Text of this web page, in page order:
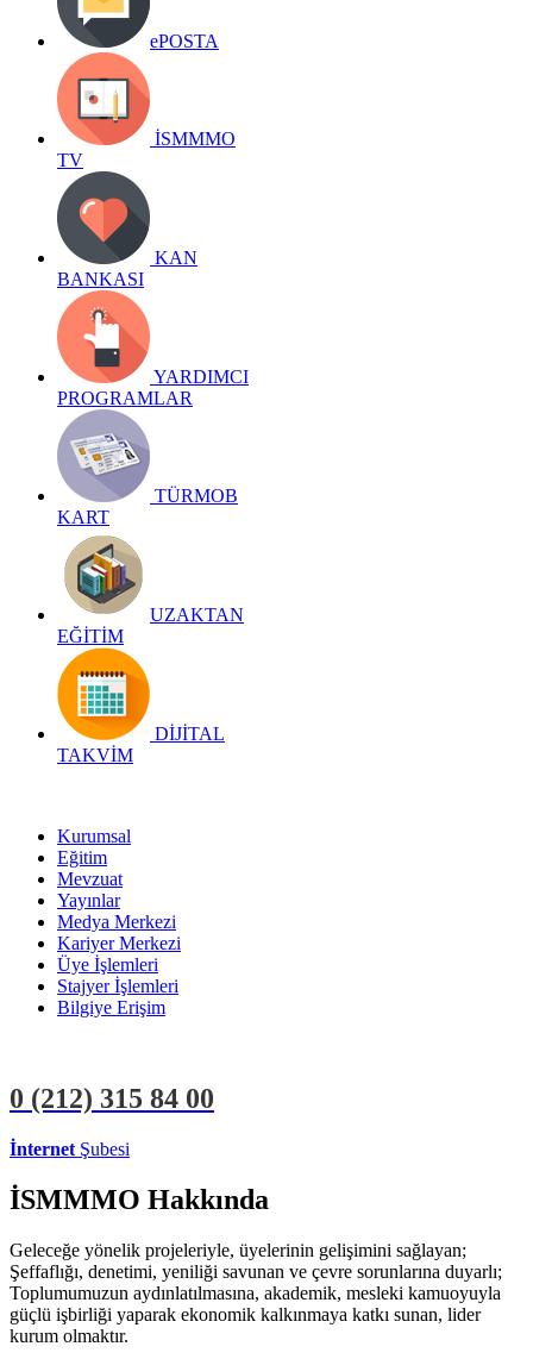
ePOSTA
İSMMMO
TV
KAN
BANKASI
YARDIMCI
PROGRAMLAR
TÜRMOB
KART
UZAKTAN
EĞİTİM
DİJİTAL
TAKVİM
Kurumsal
Eğitim
Mevzuat
Yayınlar
Medya Merkezi
Kariyer Merkezi
Üye İşlemleri
Stajyer İşlemleri
Bilgiye Erişim
0 (212) 315 84 00
İnternet Şubesi
İSMMMO Hakkında
Geleceğe yönelik projeleriyle, üyelerinin gelişimini sağlayan;
Şeffaflığı, denetimi, yeniliği savunan ve çevre sorunlarına duyarlı;
Toplumumuzun aydınlatılmasına, akademik, mesleki kamuoyuyla
güçlü işbirliği yaparak ekonomik kalkınmaya katkı sunan, lider
kurum olmaktır.